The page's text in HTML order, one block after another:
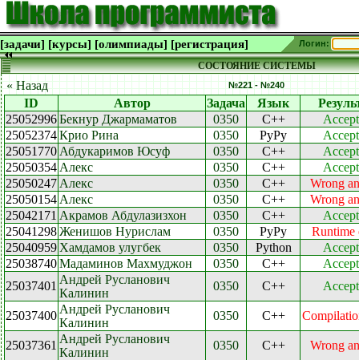
[задачи] [курсы] [олимпиады] [регистрация] Логин:
СОСТОЯНИЕ СИСТЕМЫ
« Назад №221 - №240
ID Автор Задача Язык
25052996Бекнур Джармаматов 0350 C++
25052374Крио Рина 0350 PyPy
25051770 Абдукаримов Юсуф 0350 C++
25050354 Алекс 0350 C++
25050247 Алекс 0350 C++
Wrong
25050154 Алекс 0350 C++
Wrong
25042171 Акрамов Абдулазизхон 0350 C++
25041298Женишов Нурислам 0350 PyPy
Runtime
25040959 Хамдамов улугбек 0350 Python
25038740Мадаминов Махмуджон 0350 C++
25037401 Андрей Русланович
Калинин
0350 C++
25037400 Андрей Русланович
Калинин
0350 C++
25037361 Андрей Русланович
Калинин
0350 C++ Wrong